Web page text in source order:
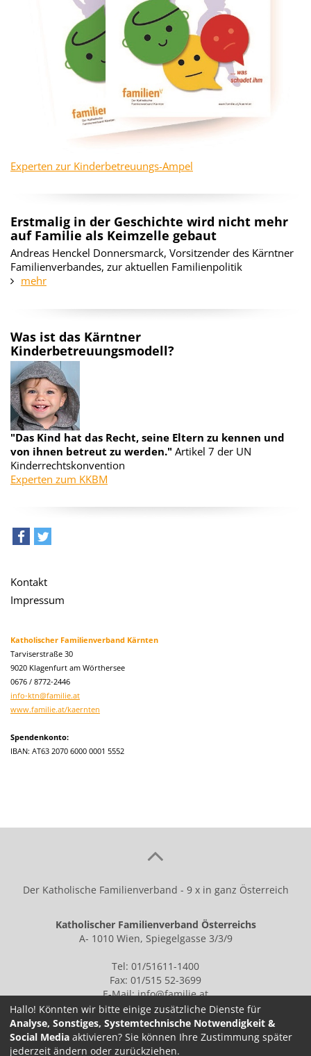
Experten zur Kinderbetreuungs-Ampel
Erstmalig in der Geschichte wird nicht mehr
auf Familie als Keimzelle gebaut
Andreas Henckel Donnersmarck, Vorsitzender des Kärntner
Familienverbandes, zur aktuellen Familienpolitik
mehr
Was ist das Kärntner
Kinderbetreuungsmodell?
"Das Kind hat das Recht, seine Eltern zu kennen und
von ihnen betreut zu werden." Artikel 7 der UN
Kinderrechtskonvention
Experten zum KKBM
Kontakt
Impressum
Katholischer Familienverband Kärnten
Tarviserstraße 30
9020 Klagenfurt am Wörthersee
0676 / 8772-2446
info-ktn@familie.at
www.familie.at/kaernten
Spendenkonto:
IBAN: AT63 2070 6000 0001 5552
Der Katholische Familienverband - 9 x in ganz Österreich
Katholischer Familienverband Österreichs
A- 1010 Wien, Spiegelgasse 3/3/9
Tel: 01/51611-1400
Fax: 01/515 52-3699
E-Mail:info@familie.at
IMPRESSUM
Hallo! Könnten wir bitte einige zusätzliche Dienste für
Analyse, Sonstiges, Systemtechnische Notwendigkeit &
Social Media aktivieren? Sie können Ihre Zustimmung später
jederzeit ändern oder zurückziehen.